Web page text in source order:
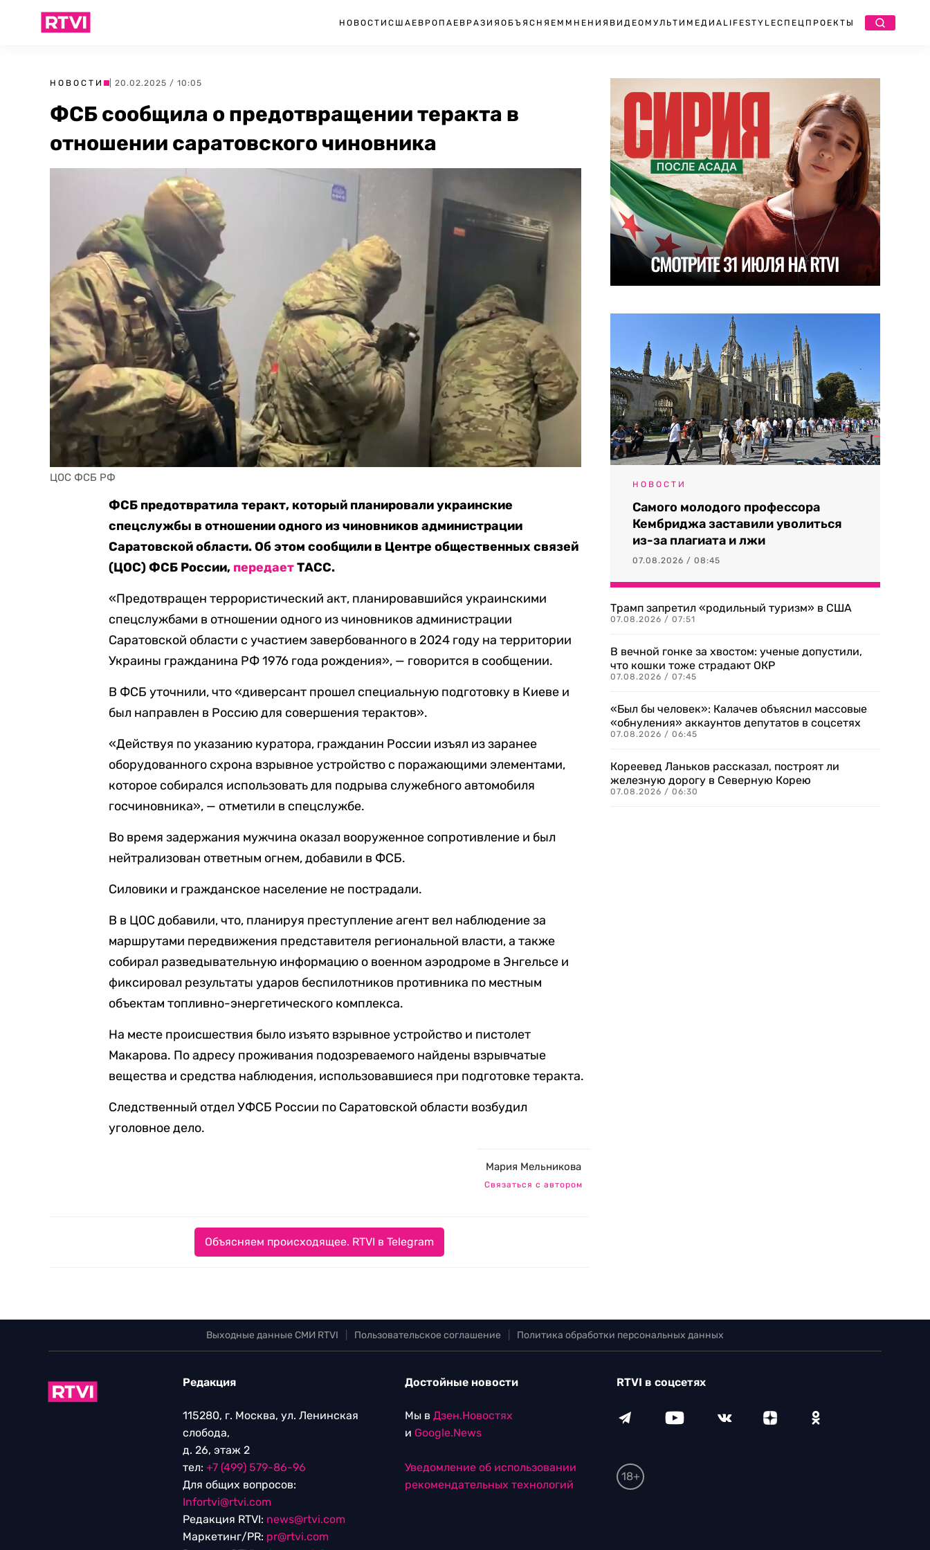
НОВОСТИ США ЕВРОПА ЕВРАЗИЯ ОБЪЯСНЯЕМ МНЕНИЯ ВИДЕО МУЛЬТИМЕДИА LIFESTYLEСПЕЦПРОЕКТЫ
НОВОСТИ | 20.02.2025 / 10:05
ФСБ сообщила о предотвращении теракта в
отношении саратовского чиновника
ЦОС ФСБ РФ
ФСБ предотвратила теракт, который планировали украинские
спецслужбы в отношении одного из чиновников администрации
Саратовской области. Об этом сообщили в Центре общественных связей
(ЦОС) ФСБ России, передаетТАСС.
«Предотвращен террористический акт, планировавшийся украинскими
спецслужбами в отношении одного из чиновников администрации
Саратовской области с участием завербованного в 2024 году на территории
Украины гражданина РФ 1976 года рождения», — говорится в сообщении.
В ФСБ уточнили, что «диверсант прошел специальную подготовку в Киеве и
был направлен в Россию для совершения терактов».
«Действуя по указанию куратора, гражданин России изъял из заранее
оборудованного схрона взрывное устройство с поражающими элементами,
которое собирался использовать для подрыва служебного автомобиля
госчиновника», — отметили в спецслужбе.
Во время задержания мужчина оказал вооруженное сопротивление и был
нейтрализован ответным огнем, добавили в ФСБ.
Силовики и гражданское население не пострадали.
В в ЦОС добавили, что, планируя преступление агент вел наблюдение за
маршрутами передвижения представителя региональной власти, а также
собирал разведывательную информацию о военном аэродроме в Энгельсе и
фиксировал результаты ударов беспилотников противника по местным
объектам топливно-энергетического комплекса.
На месте происшествия было изъято взрывное устройство и пистолет
Макарова. По адресу проживания подозреваемого найдены взрывчатые
вещества и средства наблюдения, использовавшиеся при подготовке теракта.
Следственный отдел УФСБ России по Саратовской области возбудил
уголовное дело.
Мария Мельникова
Связаться с автором
Объясняем происходящее. RTVI в Telegram
НОВОСТИ
Самого молодого профессора
Кембриджа заставили уволиться
из-за плагиата и лжи
07.08.2026 / 08:45
Трамп запретил «родильный туризм» в США
07.08.2026 / 07:51
В вечной гонке за хвостом: ученые допустили,
что кошки тоже страдают ОКР
07.08.2026 / 07:45
«Был бы человек»: Калачев объяснил массовые
«обнуления» аккаунтов депутатов в соцсетях
07.08.2026 / 06:45
Кореевед Ланьков рассказал, построят ли
железную дорогу в Северную Корею
07.08.2026 / 06:30
Выходные данные СМИ RTVI Пользовательское соглашение Политика обработки персональных данных
Редакция
115280, г. Москва, ул. Ленинская
слобода,
д. 26, этаж 2
тел: +7 (499) 579-86-96
Для общих вопросов:
Infortvi@rtvi.com
Редакция RTVI: news@rtvi.com
Маркетинг/PR: pr@rtvi.com
Достойные новости
Мы в Дзен.Новостях
и Google.News
Уведомление об использовании
рекомендательных технологий
RTVI в соцсетях
18+